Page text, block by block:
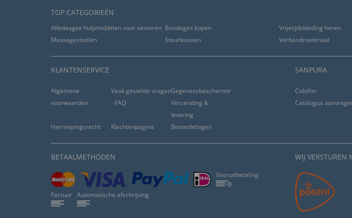
TOP CATEGORIEËN
Alledaagse hulpmiddelen voor senioren Bandages kopen Vrijetijdskleding heren
Massagestoelen
Steunkousen Verbandmateriaal
KLANTENSERVICE
Algemene
voorwaarden
Vaak gestelde vragen
- FAQ
Gegevensbescherming
Verzending &
levering
Herroepingsrecht
Klachtenpagina Beoordelingen
SANPURA
Colofon
Catalogus
BETAALMETHODEN
Vooruitbetaling
Factuur Automatische afschrijving
WIJ VERSTUREN